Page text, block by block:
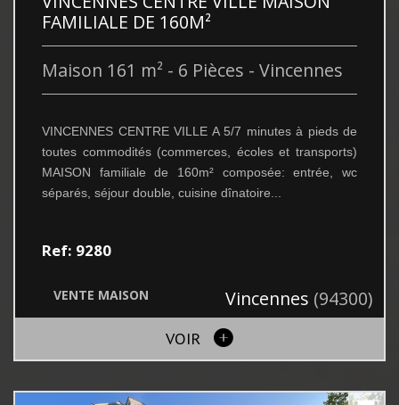
FAMILIALE DE 160M²
Maison 161 m² - 6 Pièces - Vincennes
VINCENNES CENTRE VILLE A 5/7 minutes à pieds de
toutes commodités (commerces, écoles et transports)
MAISON familiale de 160m² composée: entrée, wc
séparés, séjour double, cuisine dînatoire...
Ref: 9280
VENTE MAISON Vincennes (94300)
VOIR